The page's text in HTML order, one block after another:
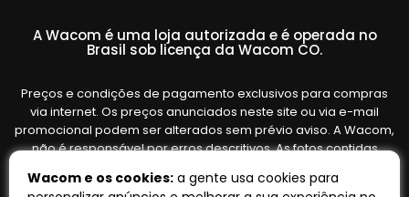
A Wacom é uma loja autorizada e é operada no
Brasil sob licença da Wacom CO.
Preços e condições de pagamento exclusivos para compras
via internet. Os preços anunciados neste site ou via e-mail
promocional podem ser alterados sem prévio aviso. A Wacom,
não é responsável por erros descritivos. As fotos contidas
variar de acordo com o fornecedor/lote do fabricante. Ofertas
Wacom e os cookies: a gente usa cookies para